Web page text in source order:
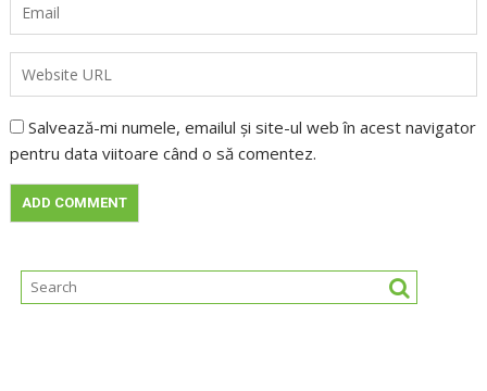
Salvează-mi numele, emailul și site-ul web în acest navigator
pentru data viitoare când o să comentez.